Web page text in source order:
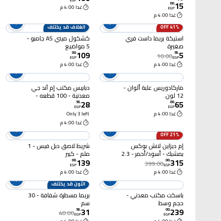
15
.
00
EGP
غدا 4:00 م
غدا 4:00 م
41% OFF
استيكة بريما داست فري
صغيرة
5
.
95
EGP
10.00
غدا 4:00 م
الغلاف قد يختلف
كشكول ميني A5 جامبو -
5 مواضيع
109
.
00
EGP
غدا 4:00 م
ماركادوريس علبة ألوان -
12 لون
65
.
00
EGP
غدا 4:00 م
دبابيس مكتب إم آند جي
معدنية - 100 قطعه -
ABS92603
28
.
95
EGP
Only 3 left
غدا 4:00 م
21% OFF
إم ديزاين لانش بوكس
بمشبك - أسود/أحمر - 2.3
لتر
315
.
00
EGP
399.00
غدا 4:00 م
شريط لاصق دبل فيس - 1
ملم - كبير
139
.
00
EGP
غدا 4:00 م
باسكت مكتب معدني -
حجم وسط
239
.
00
EGP
اللَّون قد يختلف
بريما مسطرة شفافة - 30
سم
31
.
95
EGP
40.00